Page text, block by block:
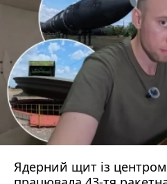
Ядерний щит із центром